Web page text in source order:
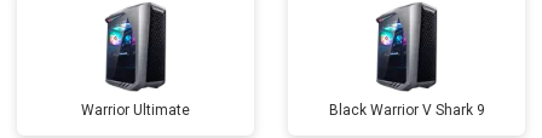
Warrior Ultimate Black Warrior V Shark 9